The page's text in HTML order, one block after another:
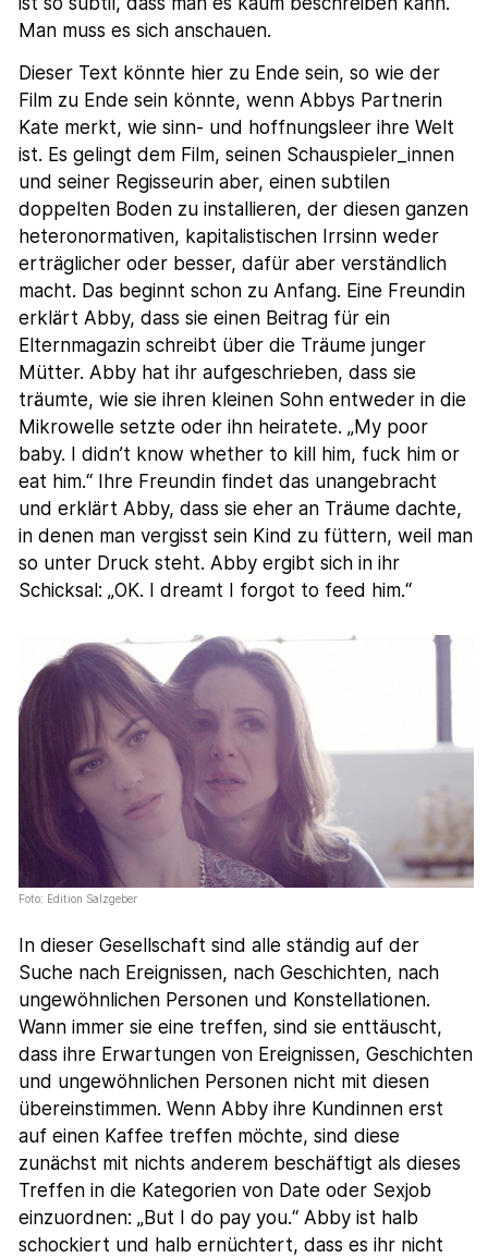
Man muss es sich anschauen.
Dieser Text könnte hier zu Ende sein, so wie der
Film zu Ende sein könnte, wenn Abbys Partnerin
Kate merkt, wie sinn- und hoffnungsleer ihre Welt
ist. Es gelingt dem Film, seinen Schauspieler_innen
und seiner Regisseurin aber, einen subtilen
doppelten Boden zu installieren, der diesen ganzen
heteronormativen, kapitalistischen Irrsinn weder
erträglicher oder besser, dafür aber verständlich
macht. Das beginnt schon zu Anfang. Eine Freundin
erklärt Abby, dass sie einen Beitrag für ein
Elternmagazin schreibt über die Träume junger
Mütter. Abby hat ihr aufgeschrieben, dass sie
träumte, wie sie ihren kleinen Sohn entweder in die
Mikrowelle setzte oder ihn heiratete. „My poor
baby. I didn’t know whether to kill him, fuck him or
eat him.“ Ihre Freundin findet das unangebracht
und erklärt Abby, dass sie eher an Träume dachte,
in denen man vergisst sein Kind zu füttern, weil man
so unter Druck steht. Abby ergibt sich in ihr
Schicksal: „OK. I dreamt I forgot to feed him.“
Foto: Edition Salzgeber
In dieser Gesellschaft sind alle ständig auf der
Suche nach Ereignissen, nach Geschichten, nach
ungewöhnlichen Personen und Konstellationen.
Wann immer sie eine treffen, sind sie enttäuscht,
dass ihre Erwartungen von Ereignissen, Geschichten
und ungewöhnlichen Personen nicht mit diesen
übereinstimmen. Wenn Abby ihre Kundinnen erst
auf einen Kaffee treffen möchte, sind diese
zunächst mit nichts anderem beschäftigt als dieses
Treffen in die Kategorien von Date oder Sexjob
einzuordnen: „But I do pay you.“ Abby ist halb
schockiert und halb ernüchtert, dass es ihr nicht